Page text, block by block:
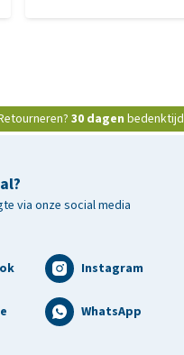
30 dagen bedenktijd
via onze social media
Instagram
WhatsApp